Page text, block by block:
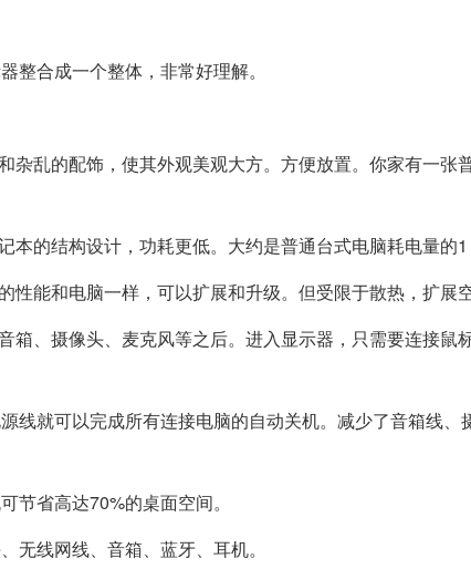
整合成一个整体，非常好理解。
杂乱的配饰，使其外观美观大方。方便放置。你家有一张
的结构设计，功耗更低。大约是普通台式电脑耗电量的1 /
能和电脑一样，可以扩展和升级。但受限于散热，扩展空
箱、摄像头、麦克风等之后。进入显示器，只需要连接鼠
线就可以完成所有连接电脑的自动关机。减少了音箱线、
节省高达70%的桌面空间。
无线网线、音箱、蓝牙、耳机。